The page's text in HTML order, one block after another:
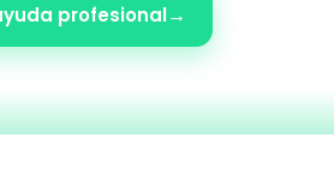
profesional→